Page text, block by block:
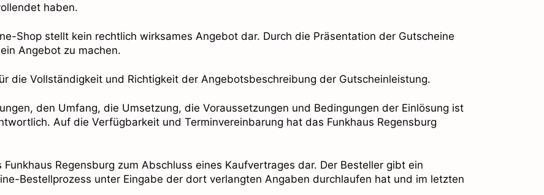
haben.
Shop stellt kein rechtlich wirksames Angebot dar. Durch die Präsentation der Gutscheine
Angebot zu machen.
die Vollständigkeit und Richtigkeit der Angebotsbeschreibung der Gutscheinleistung.
den Umfang, die Umsetzung, die Voraussetzungen und Bedingungen der Einlösung ist
Auf die Verfügbarkeit und Terminvereinbarung hat das Funkhaus Regensburg
Regensburg zum Abschluss eines Kaufvertrages dar. Der Besteller gibt ein
Bestellprozess unter Eingabe der dort verlangten Angaben durchlaufen hat und im letzten